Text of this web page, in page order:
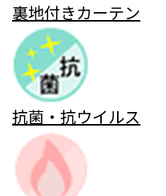
裏地付きカーテン
抗菌・抗ウイルス